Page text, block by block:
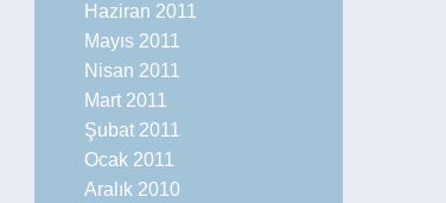
Haziran 2011
Mayıs 2011
Nisan 2011
Mart 2011
Şubat 2011
Ocak 2011
Aralık 2010